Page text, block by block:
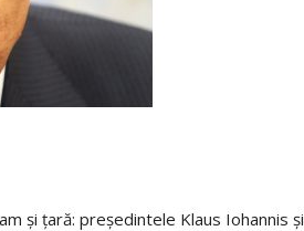
şi ţară: preşedintele Klaus Iohannis şi